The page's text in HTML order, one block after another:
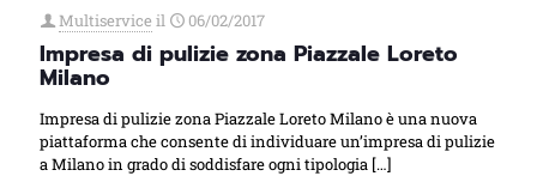
Multiservice il 06/02/2017
Impresa di pulizie zona Piazzale Loreto
Milano
Impresa di pulizie zona Piazzale Loreto Milano è una nuova
piattaforma che consente di individuare un’impresa di pulizie
a Milano in grado di soddisfare ogni tipologia […]